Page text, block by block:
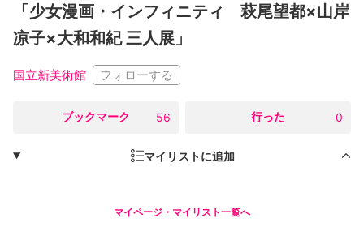
「少女漫画・インフィニティ 萩尾望都×山岸
凉子×大和和紀 三人展」
国立新美術館 フォローする
ブックマーク 56 行った 0
マイリストに追加
マイページ・マイリスト一覧へ